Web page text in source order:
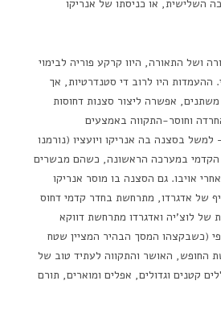
השלישית, או כניסתו של אנריקו
ושל התאורה, היוו קרקע פוריה לבימוי
היו לרוב די סטנדרטיות, אך
אפשרה ליצור סצנות דחוסות
וחוסר-התקווה באמצעים
למשל בסצנה בה אנריקו ויועציו (נורמנו
הקדמי במערכה הראשונה, כשהם מבשרים
אויבו. גם הסצנה בו מוסר אנריקו
של אדגרדו, מתרחשת בחדר קדמי דחוס
של לוצ'יה ואדגרדו מתרחשת דווקא
(כשבקצהו המסך הבהיר המציין שטח
החופש, האושר והתקווה לעתיד טוב של
קטנים וגדולים, אפלים ומוארים, תורם